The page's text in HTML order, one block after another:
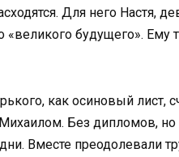
Для него Настя,
будущего». Ему
как осиновый лист,
Михаилом. Без дипломов,
Вместе преодолевали